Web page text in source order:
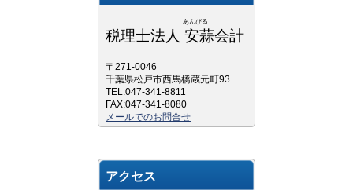
あんびる
税理士法人 安蒜会計
〒271-0046
千葉県松戸市西馬橋蔵元町93
TEL:047-341-8811
FAX:047-341-8080
メールでのお問合せ
アクセス